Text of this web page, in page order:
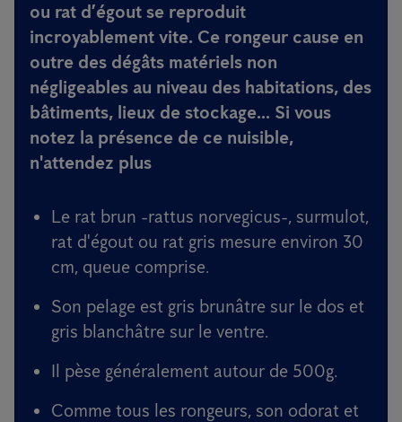
ou rat d’égout se reproduit
incroyablement vite. Ce rongeur cause en
outre des dégâts matériels non
négligeables au niveau des habitations, des
bâtiments, lieux de stockage... Si vous
notez la présence de ce nuisible,
n'attendez plus
Le rat brun -rattus norvegicus-, surmulot,
rat d'égout ou rat gris mesure environ 30
cm, queue comprise.
Son pelage est gris brunâtre sur le dos et
gris blanchâtre sur le ventre.
Il pèse généralement autour de 500g.
Comme tous les rongeurs, son odorat et